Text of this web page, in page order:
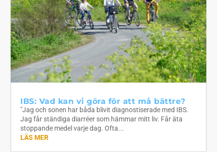
IBS: Vad kan vi göra för att må bättre?
"Jag och sonen har båda blivit diagnostiserade med IBS.
Jag får ständiga diarréer som hämmar mitt liv. Får äta
stoppande medel varje dag. Ofta...
LÄS MER